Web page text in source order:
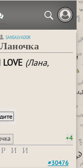
SANSALVADOR
(Лана,
+4
#30476